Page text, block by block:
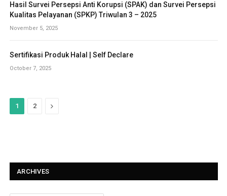
Hasil Survei Persepsi Anti Korupsi (SPAK) dan Survei Persepsi
Kualitas Pelayanan (SPKP) Triwulan 3 – 2025
November 5, 2025
Sertifikasi Produk Halal | Self Declare
October 7, 2025
1 2
N
ARCHIVES